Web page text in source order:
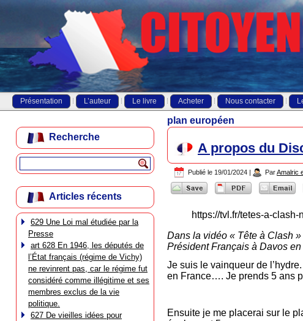
Présentation L’auteur Le livre Acheter Nous contacter
Recherche
Articles récents
629 Une Loi mal étudiée par la
Presse
art 628 En 1946, les députés de
l’État français (régime de Vichy)
ne revinrent pas, car le régime fut
considéré comme illégitime et ses
membres exclus de la vie
politique.
627 De vieilles idées pour
plan européen
A propos du
Publié le 19/01/2024 | ParAmalric
https://tvl.fr/tetes-a-
Dans la vidéo « Tête à Clash
Président Français à Davos
Je suis le vainqueur de
en France…. Je prends 5 ans
Ensuite je me placerai sur le